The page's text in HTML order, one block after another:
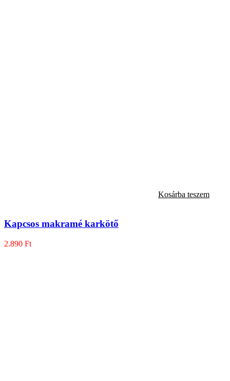
Kosárba teszem
Kapcsos makramé karkötő
2.890 Ft